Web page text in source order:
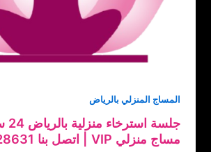
المساج المنزلي بالرياض
مساج منزلي VIP | اتصل بنا ‏‪0548728631